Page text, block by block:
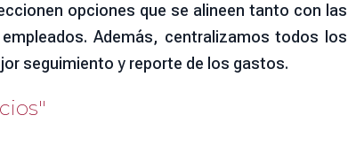
opciones que se alineen tanto con las
Además, centralizamos todos los
seguimiento y reporte de los gastos.